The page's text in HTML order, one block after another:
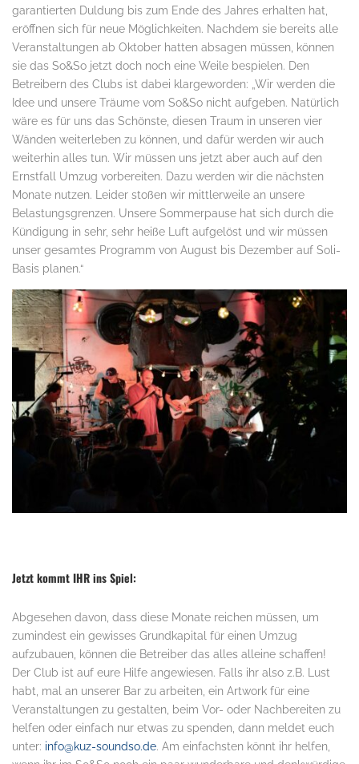
garantierten Duldung bis zum Ende des Jahres erhalten hat,
eröffnen sich für neue Möglichkeiten. Nachdem sie bereits alle
Veranstaltungen ab Oktober hatten absagen müssen, können
sie das So&So jetzt doch noch eine Weile bespielen. Den
Betreibern des Clubs ist dabei klargeworden: „Wir werden die
Idee und unsere Träume vom So&So nicht aufgeben. Natürlich
wäre es für uns das Schönste, diesen Traum in unseren vier
Wänden weiterleben zu können, und dafür werden wir auch
weiterhin alles tun. Wir müssen uns jetzt aber auch auf den
Ernstfall Umzug vorbereiten. Dazu werden wir die nächsten
Monate nutzen. Leider stoßen wir mittlerweile an unsere
Belastungsgrenzen. Unsere Sommerpause hat sich durch die
Kündigung in sehr, sehr heiße Luft aufgelöst und wir müssen
unser gesamtes Programm von August bis Dezember auf Soli-
Basis planen.“
Jetzt kommt IHR ins Spiel:
Abgesehen davon, dass diese Monate reichen müssen, um
zumindest ein gewisses Grundkapital für einen Umzug
aufzubauen, können die Betreiber das alles alleine schaffen!
Der Club ist auf eure Hilfe angewiesen. Falls ihr also z.B. Lust
habt, mal an unserer Bar zu arbeiten, ein Artwork für eine
Veranstaltungen zu gestalten, beim Vor- oder Nachbereiten zu
helfen oder einfach nur etwas zu spenden, dann meldet euch
unter: info@kuz-soundso.de. Am einfachsten könnt ihr helfen,